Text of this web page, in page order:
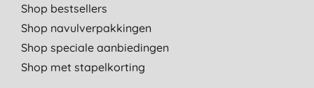
Shop bestsellers
Shop navulverpakkingen
Shop speciale aanbiedingen
Shop met stapelkorting